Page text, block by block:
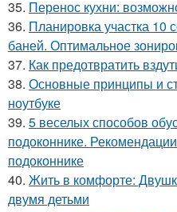
35. Перенос кухни:
36. Планировка участка 10
баней. Оптимальное
37. Как предотвратить
38. Основные принципы и
ноутбуке
39. 5 веселых способов
подоконнике.
подоконнике
40. Жить в комфорте:
двумя детьми